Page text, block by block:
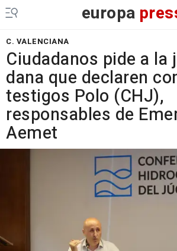
europa
C. VALENCIANA
Ciudadanos pide a la
dana que declaren
testigos Polo (CHJ),
responsables de
Aemet